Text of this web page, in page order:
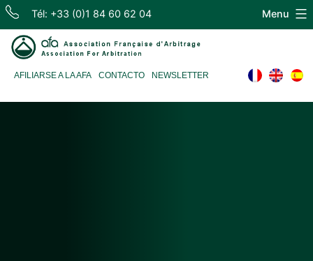
Skip
content
Tél: +33 (0)1 84 60 62 04
d'Arbitrage
AFILIARSE A LA AFA CONTACTO NEWSLETTER
Menu